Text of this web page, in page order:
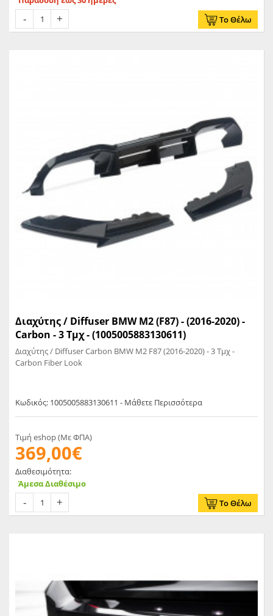
Το Θέλω
Διαχύτης / Diffuser BMW M2 (F87) - (2016-2020) -
Carbon - 3 Τμχ - (1005005883130611)
Διαχύτης / Diffuser Carbon BMW M2 F87 (2016-2020) - 3 Τμχ -
Carbon Fiber Look
Κωδικός: 1005005883130611 - Μάθετε Περισσότερα
Τιμή eshop (Με ΦΠΑ)
369,00€
Διαθεσιμότητα:
Άμεσα Διαθέσιμο
Το Θέλω